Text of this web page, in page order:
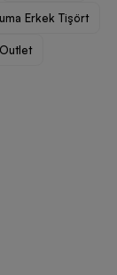
Erkek Tişört